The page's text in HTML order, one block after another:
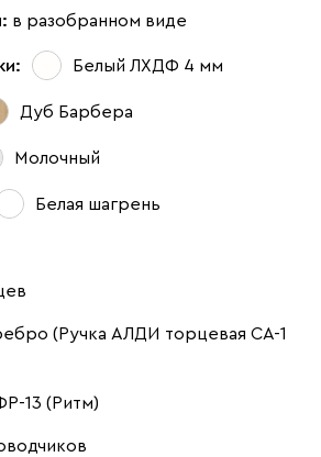
в разобранном виде
Белый ЛХДФ 4 мм
Дуб Барбера
Молочный
Белая шагрень
(Ручка АЛДИ торцевая CA-1
13 (Ритм)